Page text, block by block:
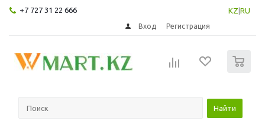
+7 727 31 22 666 KZ RU
Вход Регистрация
Найти